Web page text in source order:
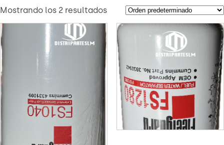
Mostrando los 2 resultados